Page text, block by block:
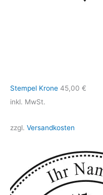
Stempel Krone 45,00 €
inkl. MwSt.
zzgl. Versandkosten